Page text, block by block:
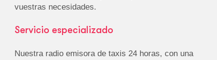
vuestras necesidades.
Servicio especializado
Nuestra radio emisora de taxis 24 horas, con una